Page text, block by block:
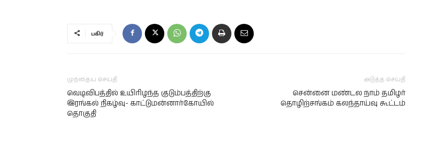
பகிர்
முந்தைய செய்தி
வெடிவிபத்தில் உயிரிழந்த குடும்பத்திற்கு
இரங்கல் நிகழ்வு- காட்டுமன்னார்கோயில்
தொகுதி
அடுத்த செய்தி
சென்னை மண்டல நாம் தமிழர்
தொழிற்சங்கம் கலந்தாய்வு கூட்டம்